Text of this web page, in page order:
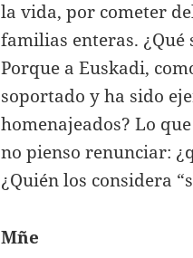
la vida, por cometer
familias enteras. ¿Qué
Porque a Euskadi,
soportado y ha sido
homenajeados? Lo
no pienso renunciar:
¿Quién los considera
Mñe